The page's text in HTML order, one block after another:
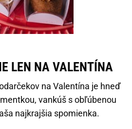
LEN NA VALENTÍNA
na Valentína je hneď
vankúš s obľúbenou
najkrajšia spomienka.